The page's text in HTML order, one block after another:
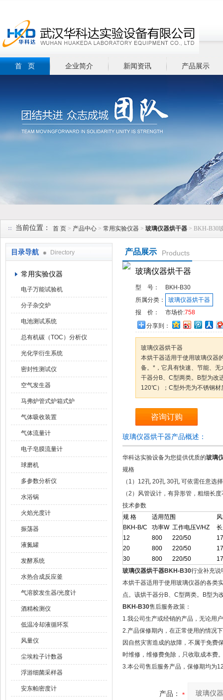
首 页 企业简介 新闻资讯 产品展示
当前位置： 首 页 > 产品中心 > 常用实验仪器 > 玻璃仪器烘干器 > BKH-B30
目录导航 Directory
常用实验仪器
电子万能试验机
分子杂交炉
电池测试系统
总有机碳（TOC）分析仪
光化学衍生系统
密封性测试仪
空气发生器
马弗炉管式炉箱式炉
气体吸收装置
气体流量计
电子皂膜流量计
球磨机
多参数分析仪
水浴锅
火焰光度计
振荡器
液氮罐
发酵系统
水热合成反应釜
气溶胶发生器/光度计
酒精检测仪
低温冷却液循环泵
风量仪
尘埃粒子计数器
浮游细菌采样器
安东帕密度计
产品展示 Products
玻璃仪器烘干器
型 号：
BKH-B30
所属分类：
玻璃仪器烘干器
报 价：
市场价:758
分享到：
玻璃仪器烘干器
本烘干器适用于使用玻璃仪器
备。*，它具有快速、节能、
干器分B、C型两类。B型为改
120℃）；C型外壳为不锈钢材
咨询订购
玻璃仪器烘干器产品概述：
华科达实验设备为您提供优质的玻璃
规格
（1）12孔 20孔 30孔 可依需任意选
（2）风管设计，有异形管，粗细长
技术参数
规 格
适用范围
BKH-B/C
功率W 工作电压V/HZ
12
800 220/50
20
800 220/50
30
800 220/50
玻璃仪器烘干器BKH-B30行业补充说
本烘干器适用于使用玻璃仪器的各类
点。该烘干器分B、C型两类。B型
BKH-B30售后服务政策：
1.我公司生产或经销的产品，无论用
2.产品保修期内，在正常使用的情况
因自然灾害造成的故障，不属于免费
时维修，维修费免除，只收取成本费
3.本公司售后服务产品，保修期均为
产品：